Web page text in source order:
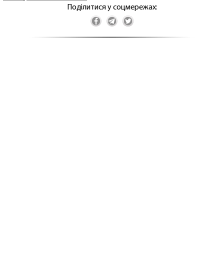
Поділитися у соцмережах: